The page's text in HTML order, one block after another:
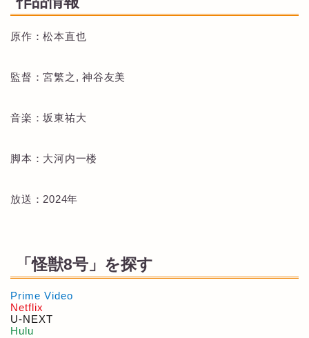
原作：松本直也
監督：宮繁之, 神谷友美
音楽：坂東祐大
脚本：大河内一楼
放送：2024年
「怪獣8号」を探す
Prime Video
Netflix
U-NEXT
Hulu